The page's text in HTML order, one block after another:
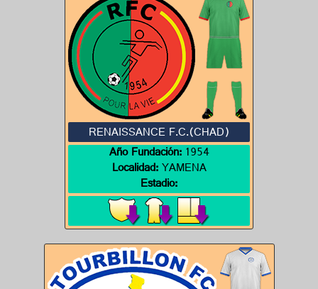
RENAISSANCE F.C.(CHAD)
Año Fundación:1954
Localidad:YAMENA
Estadio: